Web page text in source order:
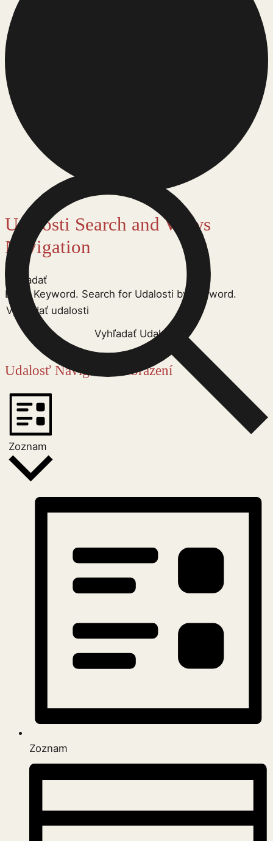
Udalosti
Udalosti Search and Views
Navigation
Vyhľadať
Enter Keyword. Search for Udalosti by Keyword.
Vyhľadať Udalosti
Udalosť Navigácie Zobrazení
Zoznam
Zoznam